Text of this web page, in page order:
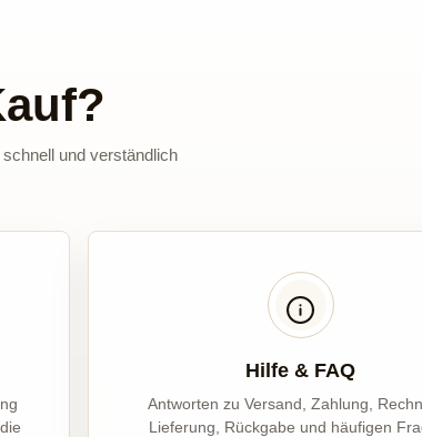
und verständlich
Hilfe & FAQ
Antworten zu Versand, Zahlung,
Lieferung, Rückgabe und häufigen